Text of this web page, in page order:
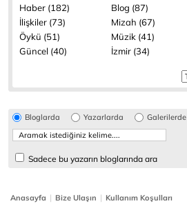
Haber (182)
Blog (87)
İlişkiler (73)
Mizah (67)
Öykü (51)
Müzik (41)
Güncel (40)
İzmir (34)
Bloglarda Yazarlarda Galerilerde
Sadece bu yazarın bloglarında ara
Anasayfa | Bize Ulaşın | Kullanım Koşulları